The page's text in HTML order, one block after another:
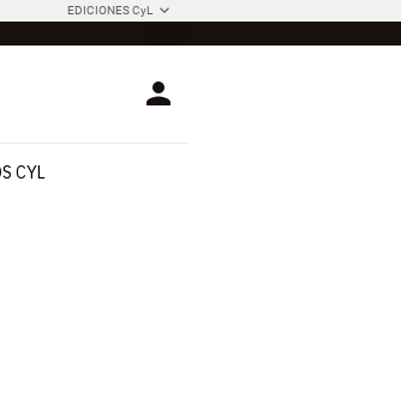
EDICIONES CyL
Login
CYL